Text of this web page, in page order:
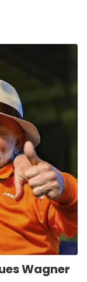
Wagner